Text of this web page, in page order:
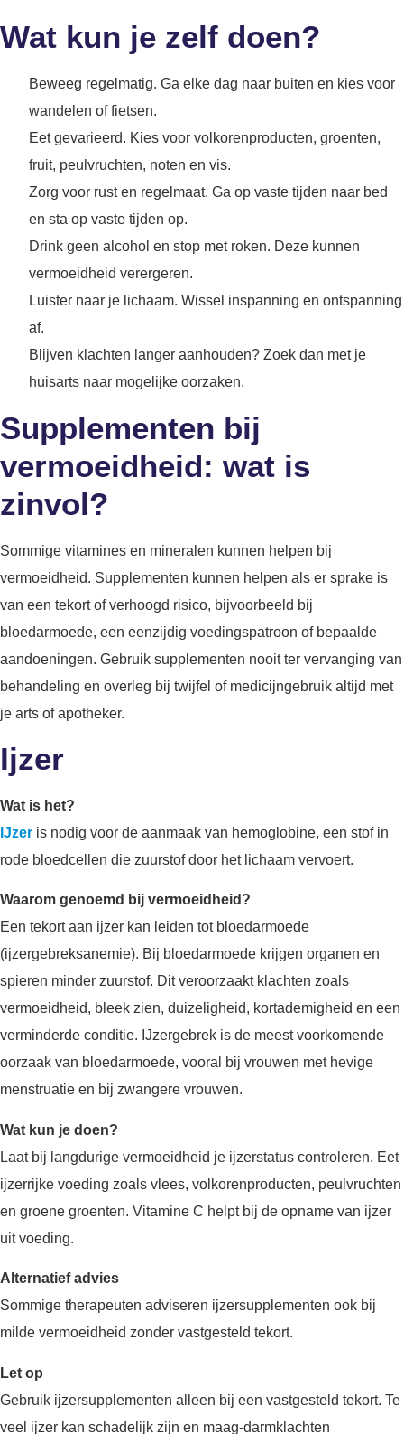
Wat kun je zelf doen?
Beweeg regelmatig. Ga elke dag naar buiten en kies voor
wandelen of fietsen.
Eet gevarieerd. Kies voor volkorenproducten, groenten,
fruit, peulvruchten, noten en vis.
Zorg voor rust en regelmaat. Ga op vaste tijden naar bed
en sta op vaste tijden op.
Drink geen alcohol en stop met roken. Deze kunnen
vermoeidheid verergeren.
Luister naar je lichaam. Wissel inspanning en ontspanning
af.
Blijven klachten langer aanhouden? Zoek dan met je
huisarts naar mogelijke oorzaken.
Supplementen bij
vermoeidheid: wat is
zinvol?
Sommige vitamines en mineralen kunnen helpen bij
vermoeidheid. Supplementen kunnen helpen als er sprake is
van een tekort of verhoogd risico, bijvoorbeeld bij
bloedarmoede, een eenzijdig voedingspatroon of bepaalde
aandoeningen. Gebruik supplementen nooit ter vervanging van
behandeling en overleg bij twijfel of medicijngebruik altijd met
je arts of apotheker.
Ijzer
Wat is het?
IJzer is nodig voor de aanmaak van hemoglobine, een stof in
rode bloedcellen die zuurstof door het lichaam vervoert.
Waarom genoemd bij vermoeidheid?
Een tekort aan ijzer kan leiden tot bloedarmoede
(ijzergebreksanemie). Bij bloedarmoede krijgen organen en
spieren minder zuurstof. Dit veroorzaakt klachten zoals
vermoeidheid, bleek zien, duizeligheid, kortademigheid en een
verminderde conditie. IJzergebrek is de meest voorkomende
oorzaak van bloedarmoede, vooral bij vrouwen met hevige
menstruatie en bij zwangere vrouwen.
Wat kun je doen?
Laat bij langdurige vermoeidheid je ijzerstatus controleren. Eet
ijzerrijke voeding zoals vlees, volkorenproducten, peulvruchten
en groene groenten. Vitamine C helpt bij de opname van ijzer
uit voeding.
Alternatief advies
Sommige therapeuten adviseren ijzersupplementen ook bij
milde vermoeidheid zonder vastgesteld tekort.
Let op
Gebruik ijzersupplementen alleen bij een vastgesteld tekort. Te
veel ijzer kan schadelijk zijn en maag-darmklachten